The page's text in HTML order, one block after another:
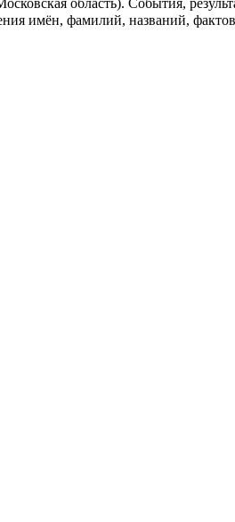
имён, фамилий, названий,